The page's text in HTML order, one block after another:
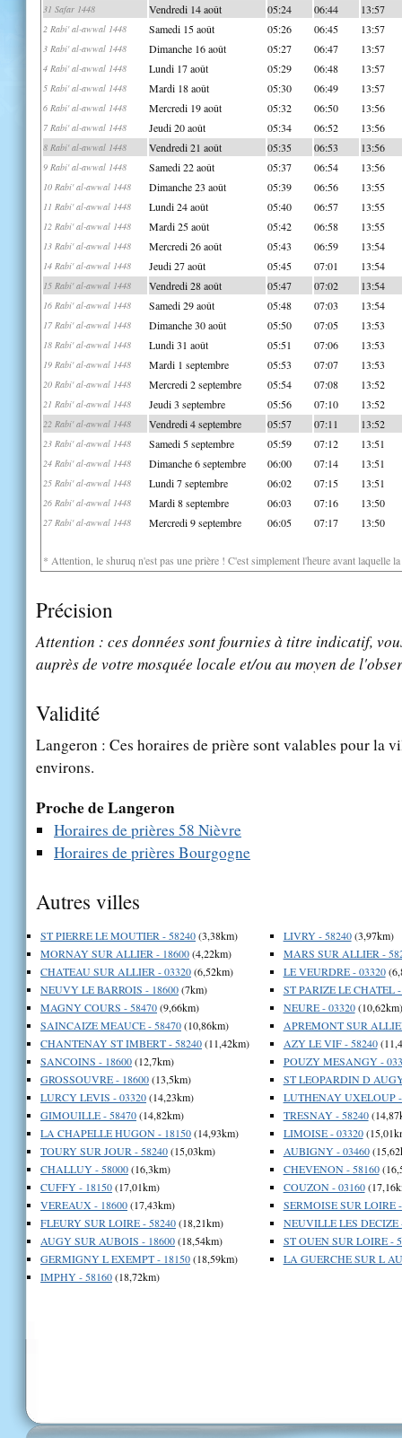
31 Safar 1448 Vendredi 14 août 05:24 06:44 13:57
2 Rabi' al-awwal 1448 Samedi 15 août 05:26 06:45 13:57
3 Rabi' al-awwal 1448 Dimanche 16 août 05:27 06:47 13:57
4 Rabi' al-awwal 1448 Lundi 17 août 05:29 06:48 13:57
5 Rabi' al-awwal 1448 Mardi 18 août 05:30 06:49 13:57
6 Rabi' al-awwal 1448 Mercredi 19 août 05:32 06:50 13:56
7 Rabi' al-awwal 1448 Jeudi 20 août 05:34 06:52 13:56
8 Rabi' al-awwal 1448 Vendredi 21 août 05:35 06:53 13:56
9 Rabi' al-awwal 1448 Samedi 22 août 05:37 06:54 13:56
10 Rabi' al-awwal 1448 Dimanche 23 août 05:39 06:56 13:55
11 Rabi' al-awwal 1448 Lundi 24 août 05:40 06:57 13:55
12 Rabi' al-awwal 1448 Mardi 25 août 05:42 06:58 13:55
13 Rabi' al-awwal 1448 Mercredi 26 août 05:43 06:59 13:54
14 Rabi' al-awwal 1448 Jeudi 27 août 05:45 07:01 13:54
15 Rabi' al-awwal 1448 Vendredi 28 août 05:47 07:02 13:54
16 Rabi' al-awwal 1448 Samedi 29 août 05:48 07:03 13:54
17 Rabi' al-awwal 1448 Dimanche 30 août 05:50 07:05 13:53
18 Rabi' al-awwal 1448 Lundi 31 août 05:51 07:06 13:53
19 Rabi' al-awwal 1448 Mardi 1 septembre 05:53 07:07 13:53
20 Rabi' al-awwal 1448 Mercredi 2 septembre 05:54 07:08 13:52
21 Rabi' al-awwal 1448 Jeudi 3 septembre 05:56 07:10 13:52
22 Rabi' al-awwal 1448 Vendredi 4 septembre 05:57 07:11 13:52
23 Rabi' al-awwal 1448 Samedi 5 septembre 05:59 07:12 13:51
24 Rabi' al-awwal 1448 Dimanche 6 septembre 06:00 07:14 13:51
25 Rabi' al-awwal 1448 Lundi 7 septembre 06:02 07:15 13:51
26 Rabi' al-awwal 1448 Mardi 8 septembre 06:03 07:16 13:50
27 Rabi' al-awwal 1448 Mercredi 9 septembre 06:05 07:17 13:50
* Attention, le shuruq n'est pas une prière ! C'est simplement l'heure avant laquelle
Précision
Attention : ces données sont fournies à titre indicatif,
auprès de votre mosquée locale et/ou au moyen de
Validité
Langeron : Ces horaires de prière sont valables pour la
environs.
Proche de Langeron
Horaires de prières 58 Nièvre
Horaires de prières Bourgogne
Autres villes
ST PIERRE LE MOUTIER - 58240(3,38km)
MORNAY SUR ALLIER - 18600(4,22km)
CHATEAU SUR ALLIER - 03320(6,52km)
NEUVY LE BARROIS - 18600(7km)
MAGNY COURS - 58470(9,66km)
SAINCAIZE MEAUCE - 58470(10,86km)
CHANTENAY ST IMBERT - 58240(11,42km)
SANCOINS - 18600(12,7km)
GROSSOUVRE - 18600(13,5km)
LURCY LEVIS - 03320(14,23km)
GIMOUILLE - 58470(14,82km)
LA CHAPELLE HUGON - 18150(14,93km)
TOURY SUR JOUR - 58240(15,03km)
CHALLUY - 58000(16,3km)
CUFFY - 18150(17,01km)
VEREAUX - 18600(17,43km)
FLEURY SUR LOIRE - 58240(18,21km)
AUGY SUR AUBOIS - 18600(18,54km)
GERMIGNY L EXEMPT - 18150(18,59km)
IMPHY - 58160(18,72km)
LIVRY - 58240(3,97km)
MARS SUR ALLIER -
LE VEURDRE - 03320
ST PARIZE LE CHATEL
NEURE - 03320(10,62km)
APREMONT SUR
AZY LE VIF - 58240
POUZY MESANGY -
ST LEOPARDIN D
LUTHENAY UXELOUP -
TRESNAY - 58240
LIMOISE - 03320
AUBIGNY - 03460
CHEVENON - 58160
COUZON - 03160
SERMOISE SUR LOIRE
NEUVILLE LES DECIZE
ST OUEN SUR LOIRE -
LA GUERCHE SUR L